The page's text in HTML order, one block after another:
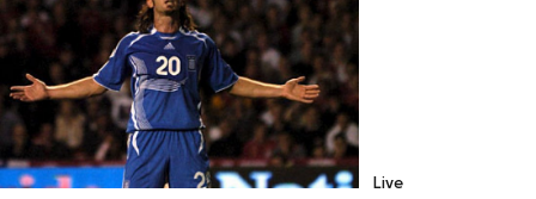
Live